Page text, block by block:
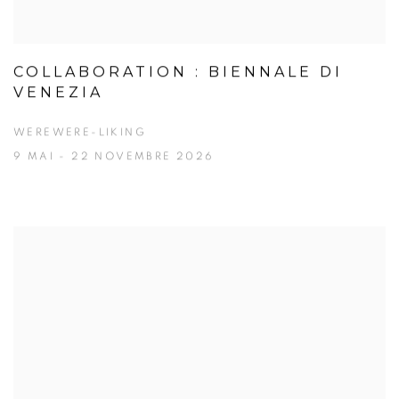
COLLABORATION : BIENNALE DI
VENEZIA
WEREWERE-LIKING
9 MAI - 22 NOVEMBRE 2026